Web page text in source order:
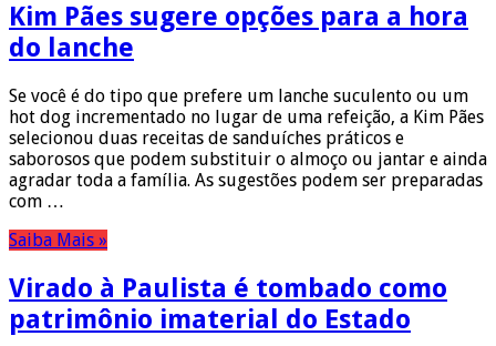
Kim Pães sugere opções para a hora
do lanche
Se você é do tipo que prefere um lanche suculento ou um
hot dog incrementado no lugar de uma refeição, a Kim Pães
selecionou duas receitas de sanduíches práticos e
saborosos que podem substituir o almoço ou jantar e ainda
agradar toda a família. As sugestões podem ser preparadas
com …
Saiba Mais »
Virado à Paulista é tombado como
patrimônio imaterial do Estado